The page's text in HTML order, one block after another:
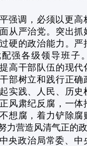
强调，必须以更高
从严治党。突出抓
硬的政治能力。严
强各级领导班子
高干部队伍的现代
部树立和践行正确
实践、人民、历史
风肃纪反腐，一体
想腐，着力铲除腐
力营造风清气正的政
央政治局常委、中